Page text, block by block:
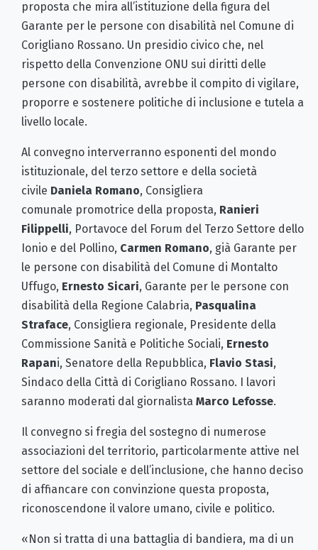
proposta che mira all’istituzione della figura del
Garante per le persone con disabilità nel Comune di
Corigliano Rossano. Un presidio civico che, nel
rispetto della Convenzione ONU sui diritti delle
persone con disabilità, avrebbe il compito di vigilare,
proporre e sostenere politiche di inclusione e tutela a
livello locale.
Al convegno interverranno esponenti del mondo
istituzionale, del terzo settore e della società
civile Daniela Romano, Consigliera
comunale promotrice della proposta, Ranieri
Filippelli, Portavoce del Forum del Terzo Settore dello
Ionio e del Pollino, Carmen Romano, già Garante per
le persone con disabilità del Comune di Montalto
Uffugo, Ernesto Sicari, Garante per le persone con
disabilità della Regione Calabria, Pasqualina
Straface, Consigliera regionale, Presidente della
Commissione Sanità e Politiche Sociali, Ernesto
Rapani, Senatore della Repubblica, Flavio Stasi,
Sindaco della Città di Corigliano Rossano. I lavori
saranno moderati dal giornalista Marco Lefosse.
Il convegno si fregia del sostegno di numerose
associazioni del territorio, particolarmente attive nel
settore del sociale e dell’inclusione, che hanno deciso
di affiancare con convinzione questa proposta,
riconoscendone il valore umano, civile e politico.
«Non si tratta di una battaglia di bandiera, ma di un